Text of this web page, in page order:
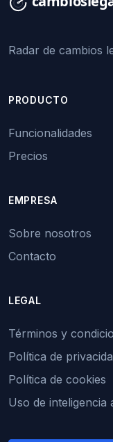
Radar de cambios
PRODUCTO
Funcionalidades
Precios
EMPRESA
Sobre nosotros
Contacto
LEGAL
Términos y
Política de
Política de cookies
Uso de inteligencia